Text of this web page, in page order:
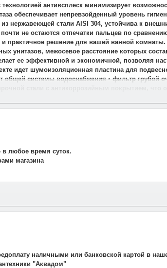
антивсплеск минимизирует
обеспечивает непревзойденный уровень
нержавеющей стали AISI 304, устойчива к
не остаются отпечатки пальцев по
и практичное решение для вашей ванной
унитазов, межосевое расстояние которых
ее эффективной и экономичной, позволяя
идет шумоизоляционная пластина для
системы водоснабжения • фильтр грубой
стали с антикоррозийным покрытием, что
в любое время суток.
магазина
со службой такси. Мы заранее
700 рублей.
наличными или банковской картой в
"Аквадом"